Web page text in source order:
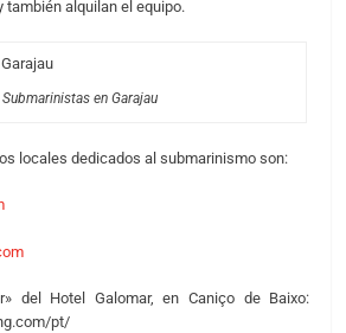
también alquilan el equipo.
Submarinistas en Garajau
locales dedicados al submarinismo son:
del Hotel Galomar, en Caniço de Baixo:
pt/